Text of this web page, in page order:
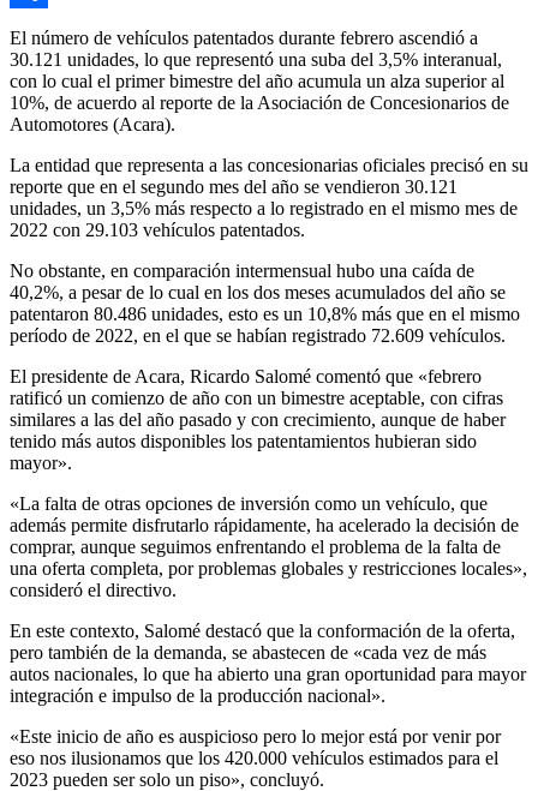
Compartir
El número de vehículos patentados durante febrero ascendió a
30.121 unidades, lo que representó una suba del 3,5% interanual,
con lo cual el primer bimestre del año acumula un alza superior al
10%, de acuerdo al reporte de la Asociación de Concesionarios de
Automotores (Acara).
La entidad que representa a las concesionarias oficiales precisó en su
reporte que en el segundo mes del año se vendieron 30.121
unidades, un 3,5% más respecto a lo registrado en el mismo mes de
2022 con 29.103 vehículos patentados.
No obstante, en comparación intermensual hubo una caída de
40,2%, a pesar de lo cual en los dos meses acumulados del año se
patentaron 80.486 unidades, esto es un 10,8% más que en el mismo
período de 2022, en el que se habían registrado 72.609 vehículos.
El presidente de Acara, Ricardo Salomé comentó que «febrero
ratificó un comienzo de año con un bimestre aceptable, con cifras
similares a las del año pasado y con crecimiento, aunque de haber
tenido más autos disponibles los patentamientos hubieran sido
mayor».
«La falta de otras opciones de inversión como un vehículo, que
además permite disfrutarlo rápidamente, ha acelerado la decisión de
comprar, aunque seguimos enfrentando el problema de la falta de
una oferta completa, por problemas globales y restricciones locales»,
consideró el directivo.
En este contexto, Salomé destacó que la conformación de la oferta,
pero también de la demanda, se abastecen de «cada vez de más
autos nacionales, lo que ha abierto una gran oportunidad para mayor
integración e impulso de la producción nacional».
«Este inicio de año es auspicioso pero lo mejor está por venir por
eso nos ilusionamos que los 420.000 vehículos estimados para el
2023 pueden ser solo un piso», concluyó.